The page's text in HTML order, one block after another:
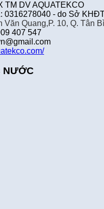
TM DV AQUATEKCO
0316278040 - do Sở
Văn Quang,P. 10, Q. Tân
407 547
NƯỚC